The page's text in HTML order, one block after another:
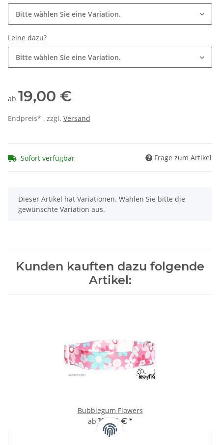
Bitte wählen Sie eine Variation.
Leine dazu?
Bitte wählen Sie eine Variation.
ab 19,00 €
Endpreis* , zzgl. Versand
Sofort verfügbar Frage zum Artikel
x
Dieser Artikel hat Variationen. Wählen Sie bitte die
gewünschte Variation aus.
Kunden kauften dazu folgende
Artikel:
Bubblegum Flowers
ab 19,00 € *